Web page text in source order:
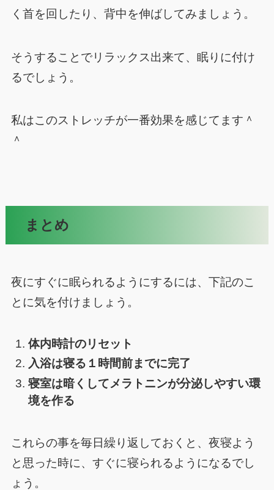
く首を回したり、背中を伸ばしてみましょう。
そうすることでリラックス出来て、眠りに付け
るでしょう。
私はこのストレッチが一番効果を感じてます＾
＾
まとめ
夜にすぐに眠られるようにするには、下記のこ
とに気を付けましょう。
体内時計のリセット
入浴は寝る１時間前までに完了
寝室は暗くしてメラトニンが分泌しやすい環
境を作る
これらの事を毎日繰り返しておくと、夜寝よう
と思った時に、すぐに寝られるようになるでし
ょう。